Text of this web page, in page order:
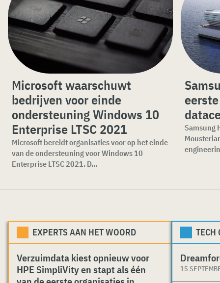
Microsoft waarschuwt
bedrijven voor einde
ondersteuning Windows 10
Enterprise LTSC 2021
Microsoft bereidt organisaties voor op het einde
van de ondersteuning voor Windows 10
Enterprise LTSC 2021. D...
Samsung
EXPERTS AAN HET WOORD
Verzuimdata kiest opnieuw voor
HPE SimpliVity en stapt als één
TECH
15